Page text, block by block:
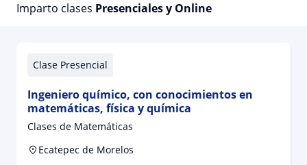
Imparto clases Presenciales y Online
Clase Presencial
Ingeniero químico, con conocimientos en
matemáticas, física y química
Clases de Matemáticas
Ecatepec de Morelos